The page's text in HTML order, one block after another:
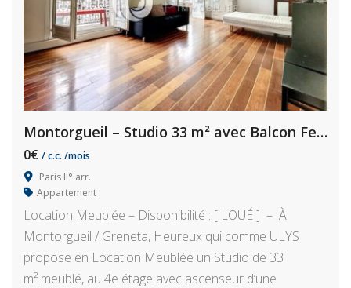
Montorgueil – Studio 33 m² avec Balcon Fermé
0€ / c.c. /mois
Paris II° arr.
Appartement
Location Meublée – Disponibilité : [ LOUÉ ] – À
Montorgueil / Greneta, Heureux qui comme ULYS
propose en Location Meublée un Studio de 33
m² meublé, au 4e étage avec ascenseur d’une